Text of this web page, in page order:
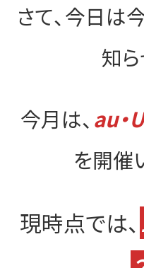
さて、今日は
知ら
今月は、au・
を開催
現時点では、